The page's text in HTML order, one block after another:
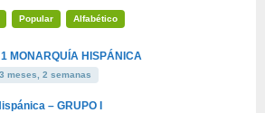
Popular Alfabético
MONARQUÍA HISPÁNICA
meses, 2 semanas
– GRUPO I